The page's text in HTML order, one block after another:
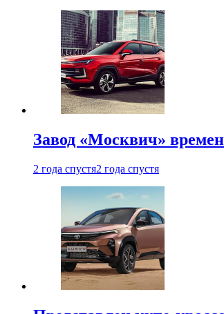
Завод «Москвич»
2 года спустя2 года спустя